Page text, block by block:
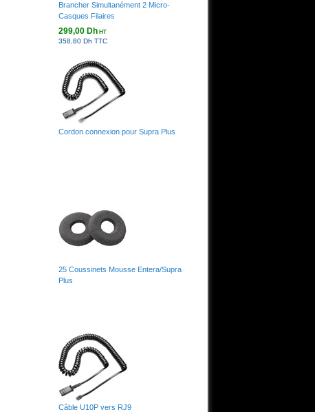
Brancher Simultanément 2 Micro-
Casques Filaires
299,00 DhHT
358,80 Dh TTC
Cordon connexion pour Supra Plus
25 Coussinets Mousse Entera/Supra
Plus
Câble U10P vers RJ9